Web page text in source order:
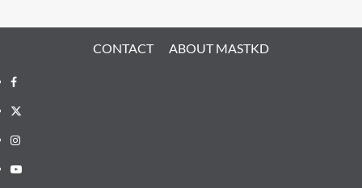
CONTACT ABOUT MASTKD
Facebook
X
Instagram
YouTube